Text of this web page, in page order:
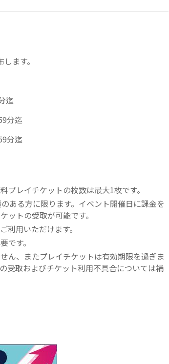
ます。
迄
分迄
分迄
プレイチケットの枚数は最大1枚です。
ある方に限ります。イベント開催日に課金を
ットの受取が可能です。
利用いただけます。
です。
ん、またプレイチケットは有効期限を過ぎま
受取およびチケット利用不具合については補